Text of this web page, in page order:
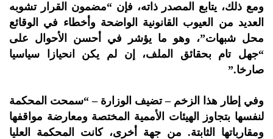
ومع ذلك، يتابع المصدر ذاته، فإن “مضمون القرار تشوبه
العديد من العيوب القانونية الواضحة وأخطاء في الوقائع
محل شبهات”، ‏وهو ما يؤشر في أحسن الأحوال على
“جهل تام بحقائق الملف، إن لم يكن انحيازا سياسيا
صارخا‎”.‎
وفي إطار هذا الزخم – تضيف الوزارة – “سمحت المحكمة
لنفسها بتجاوز الهيئات الأممية المختصة ومعارضة مواقفها
ومقارباتها ‏الثابتة. من جهة أخرى، كانت المحكمة العليا